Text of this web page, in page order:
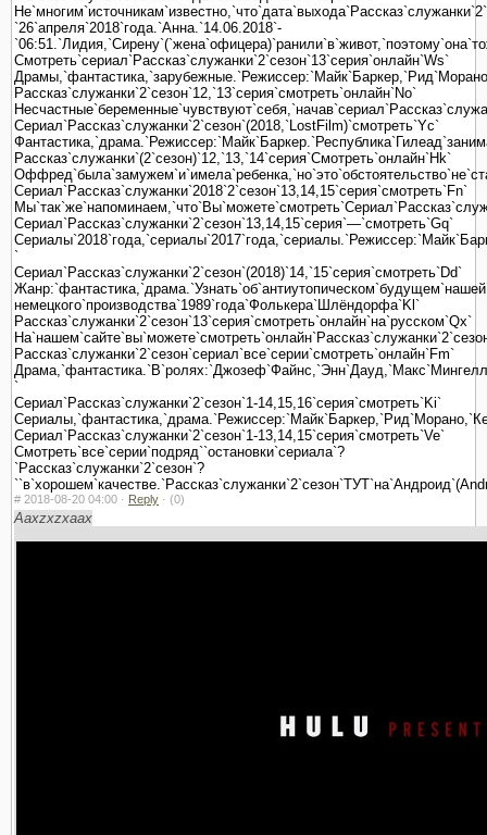
`26`апреля`2018`года.`Анна.`14.06.2018`-
Смотреть`сериал`Рассказ`служанки`2`сезон`13`серия`онлайн`Ws`
Рассказ`служанки`2`сезон`12,`13`серия`смотреть`онлайн`No`
Сериал`Рассказ`служанки`2`сезон`(2018,`LostFilm)`смотреть`Yc`
Рассказ`служанки`(2`сезон)`12,`13,`14`серия`Смотреть`онлайн`Hk`
Сериал`Рассказ`служанки`2018`2`сезон`13,14,15`серия`смотреть`Fn`
Сериал`Рассказ`служанки`2`сезон`13,14,15`серия`—`смотреть`Gq`
`
Сериал`Рассказ`служанки`2`сезон`(2018)`14,`15`серия`смотреть`Dd`
немецкого`производства`1989`года`Фолькера`Шлёндорфа`Kl`
Рассказ`служанки`2`сезон`13`серия`смотреть`онлайн`на`русском`Qx`
Рассказ`служанки`2`сезон`сериал`все`серии`смотреть`онлайн`Fm`
`
Сериал`Рассказ`служанки`2`сезон`1-14,15,16`серия`смотреть`Ki`
Сериал`Рассказ`служанки`2`сезон`1-13,14,15`серия`смотреть`Ve`
Смотреть`все`серии`подряд``остановки`сериала`?
`Рассказ`служанки`2`сезон`?
# 2018-08-20 04:00 · Reply · (0)
Aaxzxzxaax